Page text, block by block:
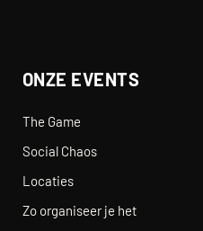
ONZE EVENTS
The Game
Social Chaos
Locaties
Zo organiseer je het